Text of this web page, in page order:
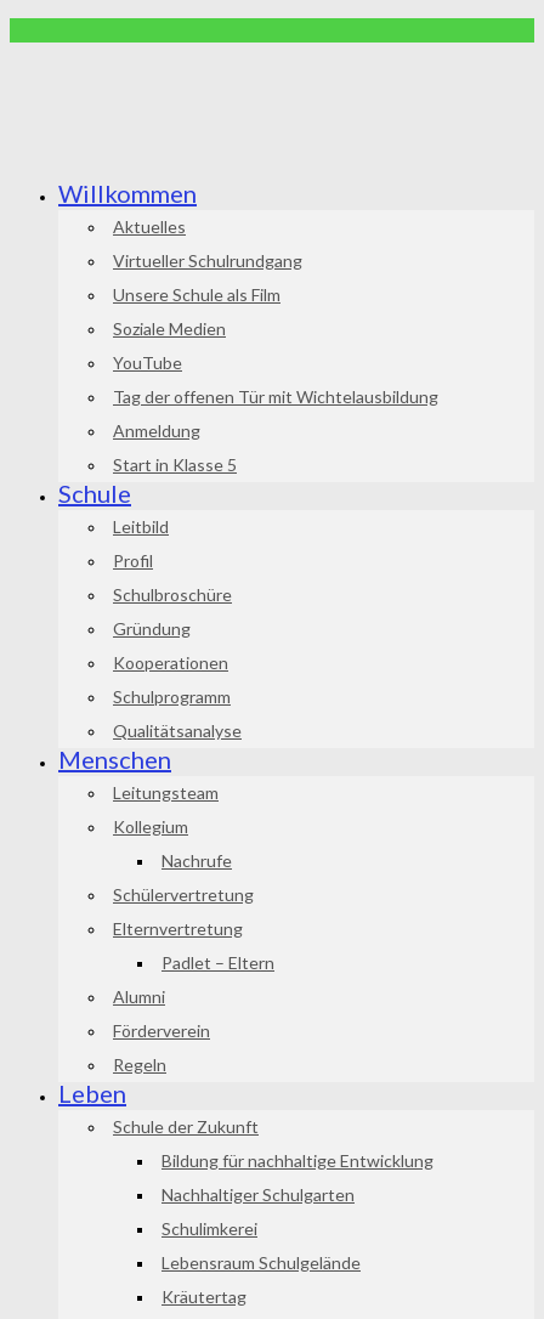
Willkommen
Aktuelles
Virtueller Schulrundgang
Unsere Schule als Film
Soziale Medien
YouTube
Tag der offenen Tür mit Wichtelausbildung
Anmeldung
Start in Klasse 5
Schule
Leitbild
Profil
Schulbroschüre
Gründung
Kooperationen
Schulprogramm
Qualitätsanalyse
Menschen
Leitungsteam
Kollegium
Nachrufe
Schülervertretung
Elternvertretung
Padlet – Eltern
Alumni
Förderverein
Regeln
Leben
Schule der Zukunft
Bildung für nachhaltige Entwicklung
Nachhaltiger Schulgarten
Schulimkerei
Lebensraum Schulgelände
Kräutertag